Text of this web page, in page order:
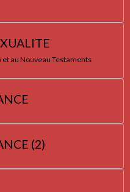
au Nouveau Testaments
(2)